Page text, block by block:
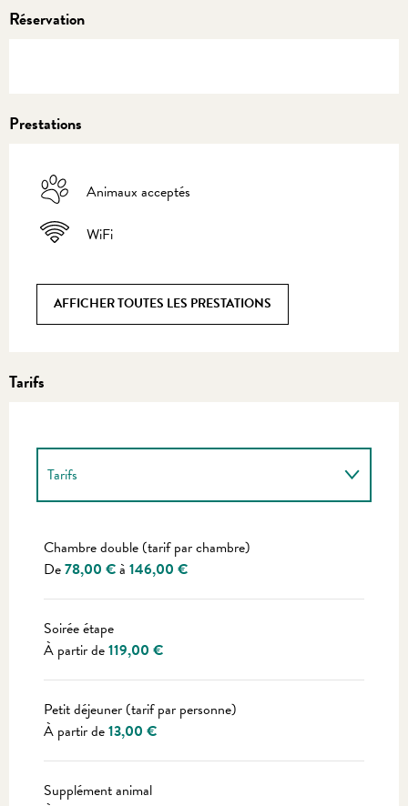
Réservation
Prestations
Animaux acceptés
WiFi
AFFICHER TOUTES LES PRESTATIONS
Tarifs
Tarifs
Chambre double (tarif par chambre)
De78,00 €à 146,00 €
Soirée étape
À partir de119,00 €
Petit déjeuner (tarif par personne)
À partir de13,00 €
Supplément animal